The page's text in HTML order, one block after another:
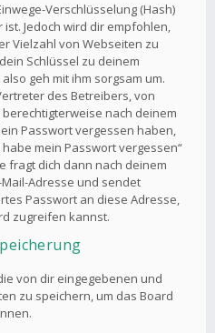
Verschlüsselung (Hash)
Jedoch wird dir empfohlen,
Vielzahl von Webseiten zu
Schlüssel zu deinem
geh mit ihm sorgsam um.
des Betreibers, von
nach deinem
Passwort vergessen haben,
mein Passwort vergessen“
fragt dich dann nach deinem
Adresse und sendet
Passwort an diese Adresse,
zugreifen kannst.
von dir eingegebenen und
zu speichern, um das Board